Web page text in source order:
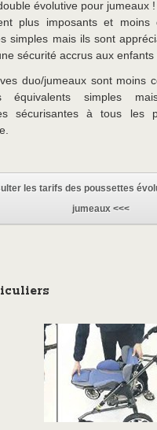
évolutive pour jumeaux
plus imposants et moins
simples mais ils sont
sécurité accrus aux enfants
duo/jumeaux sont moins
équivalents simples
sécurisantes à tous les
les tarifs des poussettes
jumeaux <<<